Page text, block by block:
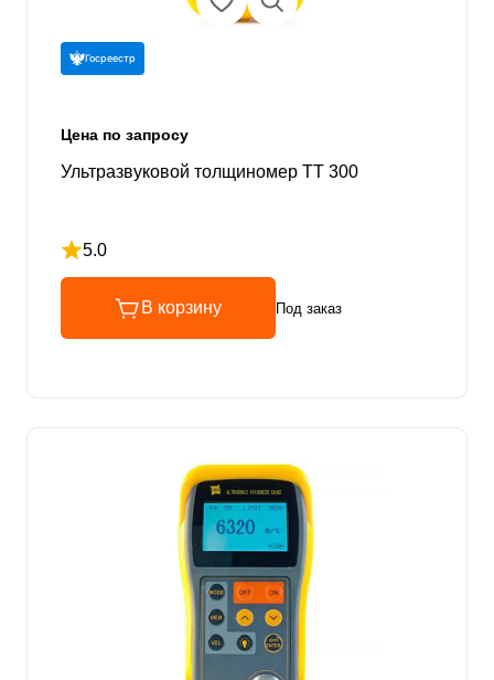
Госреестр
Цена по запросу
Ультразвуковой толщиномер TT 300
5.0
Рейтинг 5 из 5
В корзину Под заказ